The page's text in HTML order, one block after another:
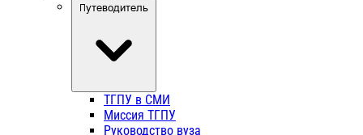
Путеводитель
ТГПУ в СМИ
Миссия ТГПУ
Руководство вуза